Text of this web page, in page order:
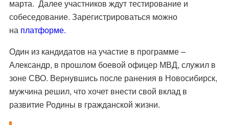
марта. Далее участников ждут тестирование и
собеседование. Зарегистрироваться можно
на платформе.
Один из кандидатов на участие в программе –
Александр, в прошлом боевой офицер МВД, служил в
зоне СВО. Вернувшись после ранения в Новосибирск,
мужчина решил, что хочет внести свой вклад в
развитие Родины в гражданской жизни.